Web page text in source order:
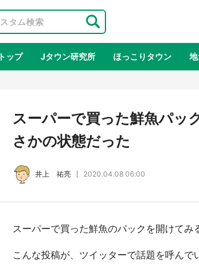
トップ Jタウン研究所 ほっこりタウン
地域×二次元
だった鬼太郎グッズ買える 銀座・博
服！？ 県
スーパーで買った鮮魚パ
さかの状態だった
井上 祐亮 2020.04.08 06:00
スーパーで買った鮮魚のパックを開けてみ
こんな投稿が、ツイッターで話題を呼んで